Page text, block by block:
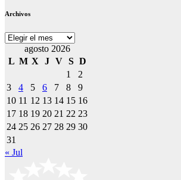
Archivos
Archivos
agosto 2026
L M X J V S D
1
2
3
4 5 6 7 8
9
10 11 12 13 14 15 16
17 18 19 20 21 22 23
24 25 26 27 28 29 30
31
« Jul